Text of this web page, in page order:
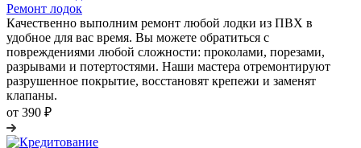
Ремонт лодок
Качественно выполним ремонт любой лодки из ПВХ в
удобное для вас время. Вы можете обратиться с
повреждениями любой сложности: проколами, порезами,
разрывами и потертостями. Наши мастера отремонтируют
разрушенное покрытие, восстановят крепежи и заменят
клапаны.
от 390 ₽